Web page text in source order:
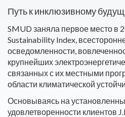
Путь к инклюзивному
SMUD заняла первое место в
Sustainability Index,
осведомленности,
крупнейших
связанных с их местными
области климатической
Основываясь на
удовлетворенности клиентов